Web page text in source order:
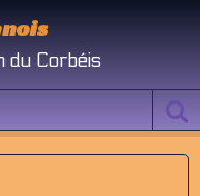
du Corbéis